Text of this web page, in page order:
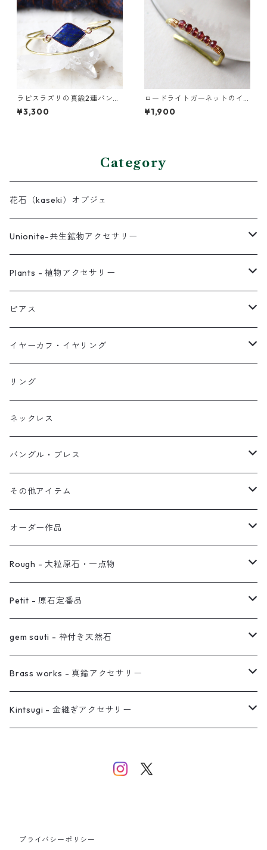
ラピスラズリの真鍮2連バング
ル
¥3,300
ロードライトガーネットのイ
ヤーカフ（インダストリアル
風）
¥1,900
Category
花石（kaseki）オブジェ
Unionite-共生鉱物アクセサリー
ピアス
ネックレス
イヤーカフ
イヤリング
Plants - 植物アクセサリー
ピアス
ネックレス
リング
ブレス
オブジェ
イヤーカフ
ピアス
スタッド・一粒
フック・ぶら下がり
フープ
イヤーカフ・イヤリング
原石イヤーカフ
植物イヤーカフ
ぶら下がりイヤーカフ
2連イヤーカフ
イヤリング対応
ノンホールピアス
オーダー用ページ
真鍮イヤーカフ
リング
ネックレス
バングル・ブレス
ブレスレット
バングル
その他アイテム
ブローチ
ヘアアクセサリー
オーダー作品
リング
ネックレス
ピアス
イヤーカフ
バングル
Rough - 大粒原石・一点物
ピアス
リング
ネックレス
イヤーカフ
Petit - 原石定番品
ピアス
リング
ネックレス
gem sauti - 枠付き天然石
ピアス
ネックレス
Brass works - 真鍮アクセサリー
リング
Kintsugi - 金継ぎアクセサリー
プライバシーポリシー